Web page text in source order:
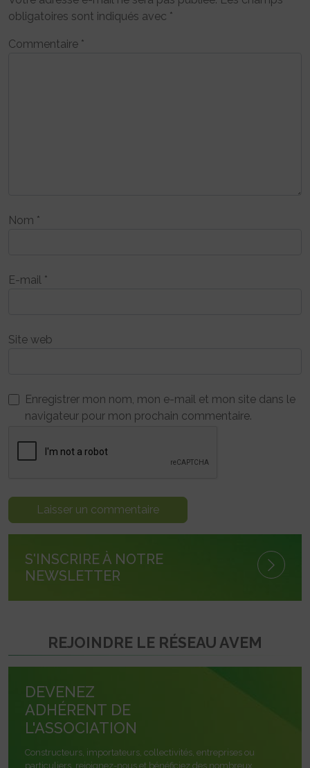
obligatoires sont indiqués avec *
Commentaire *
Nom *
E-mail *
Site web
Enregistrer mon nom, mon e-mail et mon site dans le
navigateur pour mon prochain commentaire.
S'INSCRIRE À NOTRE
NEWSLETTER
REJOINDRE LE RÉSEAU AVEM
DEVENEZ
ADHÉRENT DE
L'ASSOCIATION
Constructeurs, importateurs, collectivités, entreprises ou
particuliers, rejoignez-nous et bénéficiez des nombreux